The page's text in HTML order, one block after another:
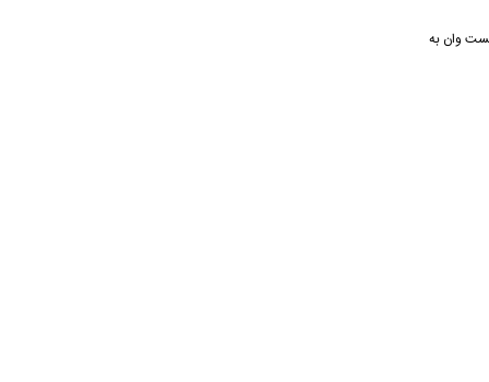
موسیقی نکست وان به